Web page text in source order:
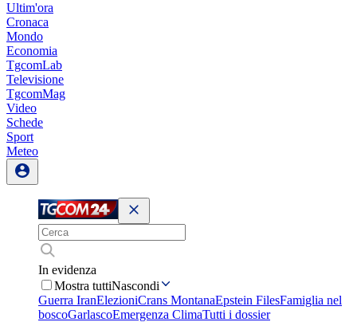
Ultim'ora
Cronaca
Mondo
Economia
TgcomLab
Televisione
TgcomMag
Video
Schede
Sport
Meteo
In evidenza
Mostra tuttiNascondi
Guerra IranElezioniCrans MontanaEpstein FilesFamiglia nel
boscoGarlascoEmergenza ClimaTutti i dossier